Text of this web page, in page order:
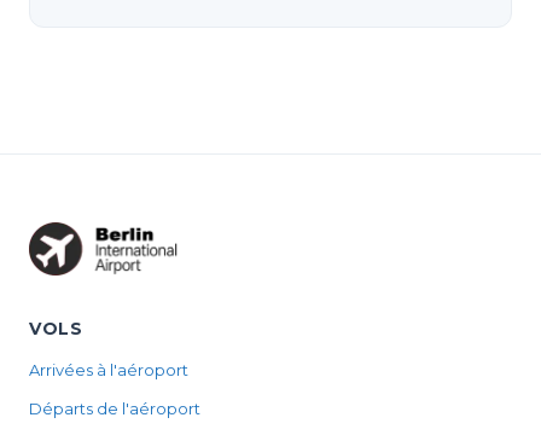
VOLS
Arrivées à l'aéroport
Départs de l'aéroport